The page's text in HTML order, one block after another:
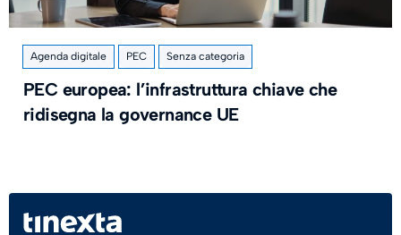
Agenda digitale PEC Senza categoria
PEC europea: l’infrastruttura chiave che
ridisegna la governance UE